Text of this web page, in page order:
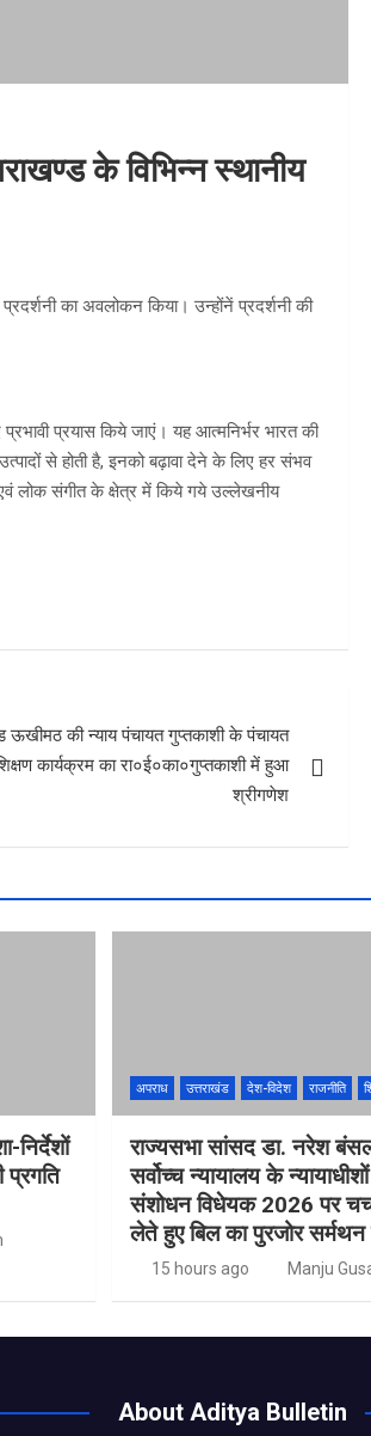
के विभिन्न स्थानीय
प्रदर्शनी का अवलोकन किया। उन्होंनें प्रदर्शनी की
प्रयास किये जाएं। यह आत्मनिर्भर भारत की
से होती है, इनको बढ़ावा देने के लिए हर संभव
लोक संगीत के क्षेत्र में किये गये उल्लेखनीय
ऊखीमठ की न्याय पंचायत गुप्तकाशी के पंचायत
कार्यक्रम का रा०ई०का०गुप्तकाशी में हुआ
श्रीगणेश
निर्देशों
अपराध उत्तराखंड देश-विदेश राजनीति
राज्यसभा सांसद डा. नरेश
सर्वोच्च न्यायालय के
संशोधन विधेयक 2026 पर
लेते हुए बिल का पुरजोर सर्मथन
15 hours ago Manju
About Aditya Bulletin